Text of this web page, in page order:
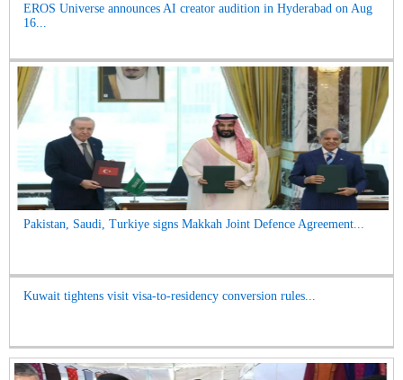
EROS Universe announces AI creator audition in Hyderabad on Aug
16...
Pakistan, Saudi, Turkiye signs Makkah Joint Defence Agreement...
Kuwait tightens visit visa-to-residency conversion rules...